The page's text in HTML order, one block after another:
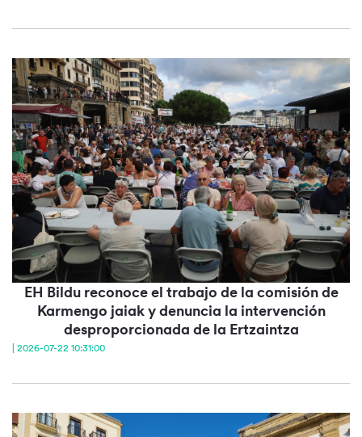
EH Bildu reconoce el trabajo de la comisión de
Karmengo jaiak y denuncia la intervención
desproporcionada de la Ertzaintza
| 2026-07-22 10:31:00